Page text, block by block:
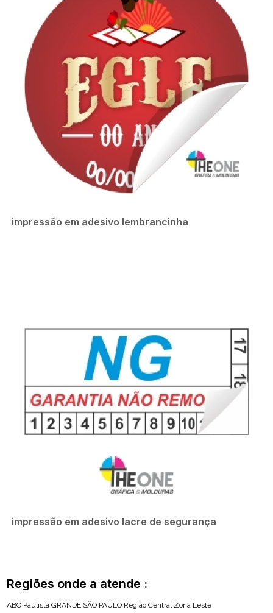
impressão em adesivo lembrancinha
impressão em adesivo lacre de segurança
Regiões onde a atende :
ABC Paulista GRANDE SÃO PAULO Região Central Zona Leste